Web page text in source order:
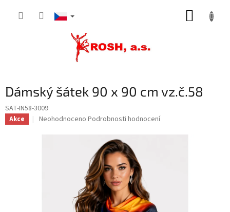
Dámský šátek 90 x 90 cm vz.č.58
SAT-IN58-3009
Akce
Průměrné
Neohodnoceno Podrobnosti hodnocení